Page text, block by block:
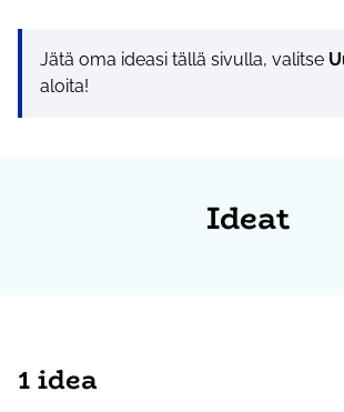
Jätä oma ideasi tällä sivulla, valitse
aloita!
Ideat
1 idea